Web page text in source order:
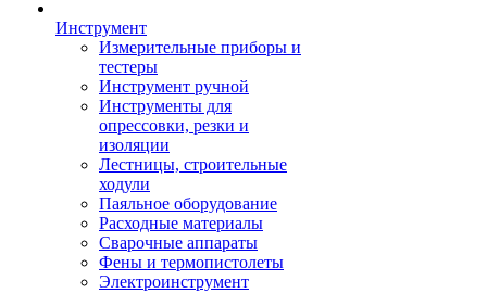
Инструмент
Измерительные приборы и
тестеры
Инструмент ручной
Инструменты для
опрессовки, резки и
изоляции
Лестницы, строительные
ходули
Паяльное оборудование
Расходные материалы
Сварочные аппараты
Фены и термопистолеты
Электроинструмент